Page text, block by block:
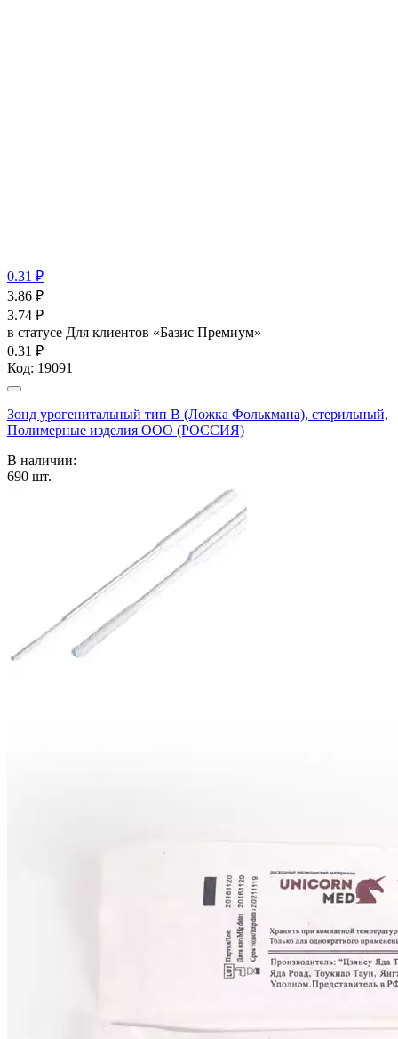
0.31 ₽
3.86 ₽
3.74 ₽
в статусе Для клиентов «Базис Премиум»
0.31 ₽
Код: 19091
Зонд урогенитальный тип В (Ложка Фолькмана), стерильный,
Полимерные изделия OOO (РОССИЯ)
В наличии:
690 шт.